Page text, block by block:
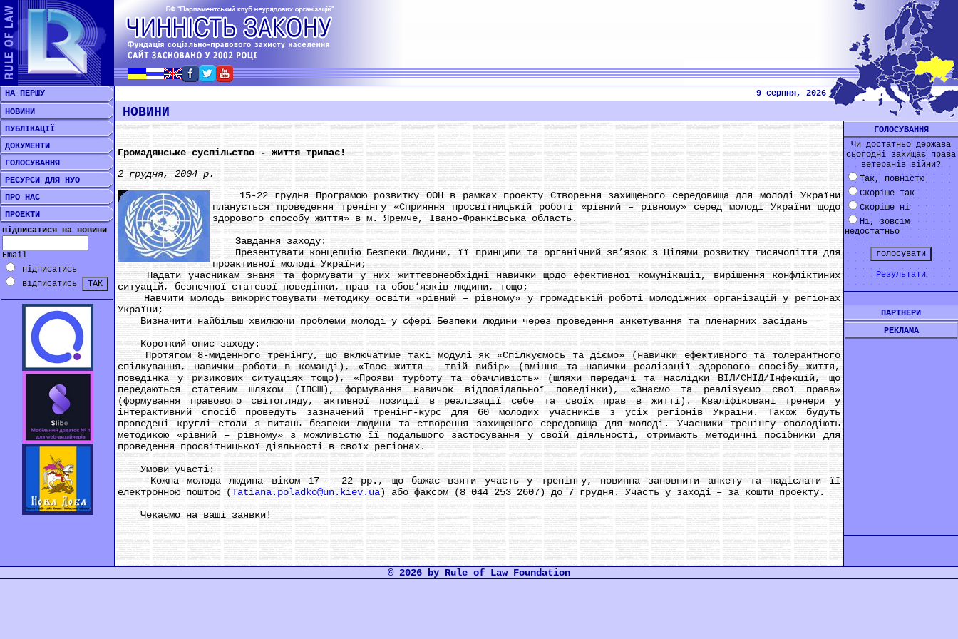
НА ПЕРШУ
9 серпня, 2026
НОВИНИ
ПУБЛІКАЦІЇ
ДОКУМЕНТИ
ГОЛОСУВАННЯ
РЕСУРСИ ДЛЯ НУО
ПРО НАС
ПРОЕКТИ
підписатися на новини
Email
підписатись
відписатись
НОВИНИ
Громадянське суспільство - життя триває!
2 грудня, 2004 р.
15-22 грудня Програмою розвитку ООН в рамках проекту Створення захищеного середовища для молоді України
планується проведення тренінгу «Сприяння просвітницькій роботі «рівний – рівному» серед молоді України щодо
здорового способу життя» в м. Яремче, Івано-Франківська область.
Завдання заходу:
Презентувати концепцію Безпеки Людини, її принципи та органічний зв’язок з Цілями розвитку тисячоліття для
проактивної молоді України;
Надати учасникам знаня та формувати у них життєвонеобхідні навички щодо ефективної комунікації, вирішення конфліктиних
ситуацій, безпечної статевої поведінки, прав та обов‘язків людини, тощо;
Навчити молодь використовувати методику освіти «рівний – рівному» у громадській роботі молодіжних організацій у регіонах
України;
Визначити найбільш хвилюючи проблеми молоді у сфері Безпеки людини через проведення анкетування та пленарних засідань
Короткий опис заходу:
Протягом 8-миденного тренінгу, що включатиме такі модулі як «Спілкуємось та діємо» (навички ефективного та толерантного
спілкування, навички роботи в команді), «Твоє життя – твій вибір» (вміння та навички реалізації здорового спосібу життя,
поведінка у ризикових ситуаціях тощо), «Прояви турботу та обачливість» (шляхи передачі та наслідки ВІЛ/СНІД/Інфекцій, що
передаються статевим шляхом (ІПСШ), формування навичок відповідальної поведінки), «Знаємо та реалізуємо свої права»
(формування правового світогляду, активної позиції в реалізації себе та своїх прав в житті). Кваліфіковані тренери у
інтерактивний спосіб проведуть зазначений тренінг-курс для 60 молодих учасників з усіх регіонів України. Також будуть
проведені круглі столи з питань безпеки людини та створення захищеного середовища для молоді. Учасники тренінгу оволодіють
методикою «рівний – рівному» з можливістю її подальшого застосування у своїй діяльності, отримають методичні посібники для
проведення просвітницької діяльності в своїх регіонах.
Умови участі:
Кожна молода людина віком 17 – 22 рр., що бажає взяти участь у тренінгу, повинна заповнити анкету та надіслати її
електронною поштою (Tatiana.poladko@un.kiev.ua) або факсом (8 044 253 2607) до 7 грудня. Участь у заході – за кошти проекту.
Чекаємо на ваші заявки!
ГОЛОСУВАННЯ
Чи достатньо держава
сьогодні захищає права
ветеранів війни?
Так, повністю
Скоріше так
Скоріше ні
Ні, зовсім
недостатньо
Результати
ПАРТНЕРИ
РЕКЛАМА
© 2026 by Rule of Law Foundation